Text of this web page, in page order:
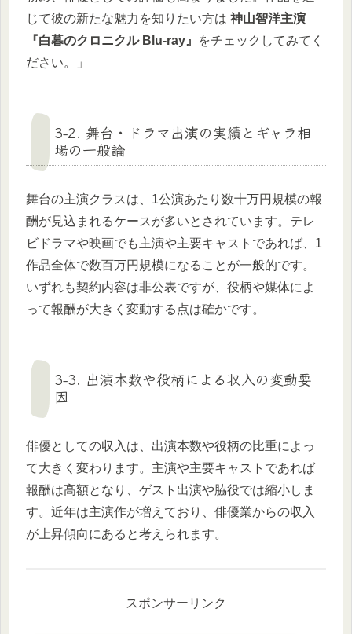
じて彼の新たな魅力を知りたい方は 神山智洋主演
『白暮のクロニクル Blu-ray』
をチェックしてみてく
ださい。」
3-2. 舞台・ドラマ出演の実績とギャラ相
場の一般論
舞台の主演クラスは、1公演あたり数十万円規模の報
酬が見込まれるケースが多いとされています。テレ
ビドラマや映画でも主演や主要キャストであれば、1
作品全体で数百万円規模になることが一般的です。
いずれも契約内容は非公表ですが、役柄や媒体によ
って報酬が大きく変動する点は確かです。
3-3. 出演本数や役柄による収入の変動要
因
俳優としての収入は、出演本数や役柄の比重によっ
て大きく変わります。主演や主要キャストであれば
報酬は高額となり、ゲスト出演や脇役では縮小しま
す。近年は主演作が増えており、俳優業からの収入
が上昇傾向にあると考えられます。
スポンサーリンク